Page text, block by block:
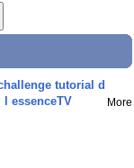
tutorial d
essenceTV
More